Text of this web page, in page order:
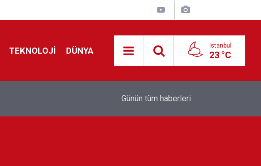
TEKNOLOJİ DÜNYA İstanbul
23 °C
anlaştı!
Feridun Düzağaç sahnelere ara verdi: ''En az
Günün tüm haberleri